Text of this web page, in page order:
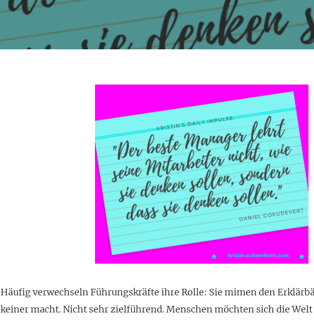
Häufig verwechseln Führungskräfte ihre Rolle: Sie mimen den
keiner macht. Nicht sehr zielführend. Menschen möchten sich die